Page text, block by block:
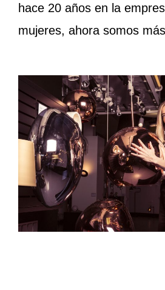
hace 20 años en la
mujeres, ahora somos